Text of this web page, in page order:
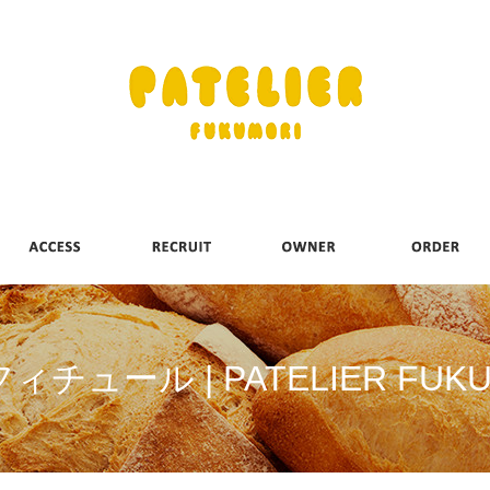
ィチュール | PATELIER